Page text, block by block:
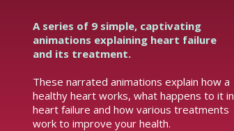
A series of 9 simple, captivating
animations explaining heart failure
and its treatment.
These narrated animations explain how a
healthy heart works, what happens to it in
heart failure and how various treatments
work to improve your health.